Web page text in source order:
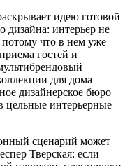
идею готовой
дизайна: интерьер не
что в нем уже
гостей и
для дома
дизайнерское бюро
цельные интерьерные
сценарий может
Тверская: если